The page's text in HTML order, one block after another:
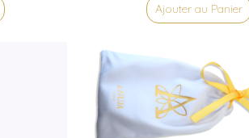
Ajouter au Panier